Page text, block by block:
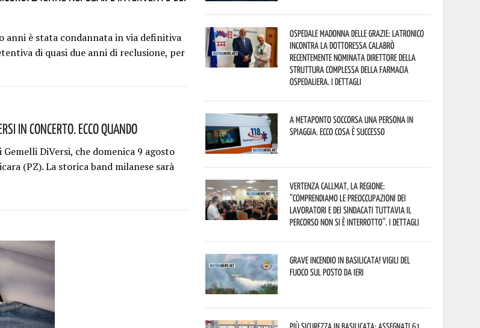
anni è stata condannata in via definitiva
di quasi due anni di reclusione, per
In Concerto. Ecco Quando
DiVersi, che domenica 9 agosto
(PZ). La storica band milanese sarà
Ospedale Madonna delle Grazie: Latronico
incontra la dottoressa Calabrò
recentemente nominata Direttore della
Struttura Complessa della Farmacia
Ospedaliera. I dettagli
A Metaponto soccorsa una persona in
spiaggia. Ecco cosa è successo
Vertenza CallMat, la Regione:
“comprendiamo le preoccupazioni dei
lavoratori e dei sindacati tuttavia il
percorso non si è interrotto”. I dettagli
Grave incendio in Basilicata! Vigili del
fuoco sul posto da ieri